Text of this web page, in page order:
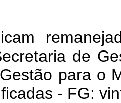
de
para o
- FG: